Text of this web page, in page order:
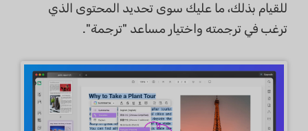
للقيام بذلك، ما عليك سوى تحديد المحتوى الذي
ترغب في ترجمته واختيار مساعد "ترجمة".